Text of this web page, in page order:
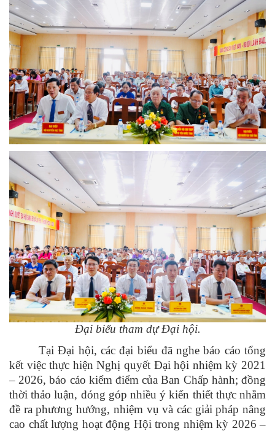
Đại biểu tham dự Đại hội.
Tại Đại hội, các đại biểu đã nghe báo cáo tổng
kết việc thực hiện Nghị quyết Đại hội nhiệm kỳ 2021
– 2026, báo cáo kiểm điểm của Ban Chấp hành; đồng
thời thảo luận, đóng góp nhiều ý kiến thiết thực nhằm
đề ra phương hướng, nhiệm vụ và các giải pháp nâng
cao chất lượng hoạt động Hội trong nhiệm kỳ 2026 –